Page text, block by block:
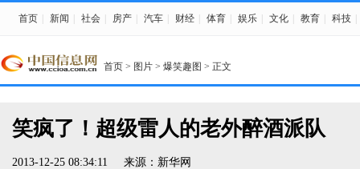
首页 新闻 社会 房产 汽车 财经 体育 娱乐 文化 教育 科技
首页 > 图片 > 爆笑趣图 > 正文
笑疯了！超级雷人的老外醉酒派队
2013-12-25 08:34:11 来源： 新华网